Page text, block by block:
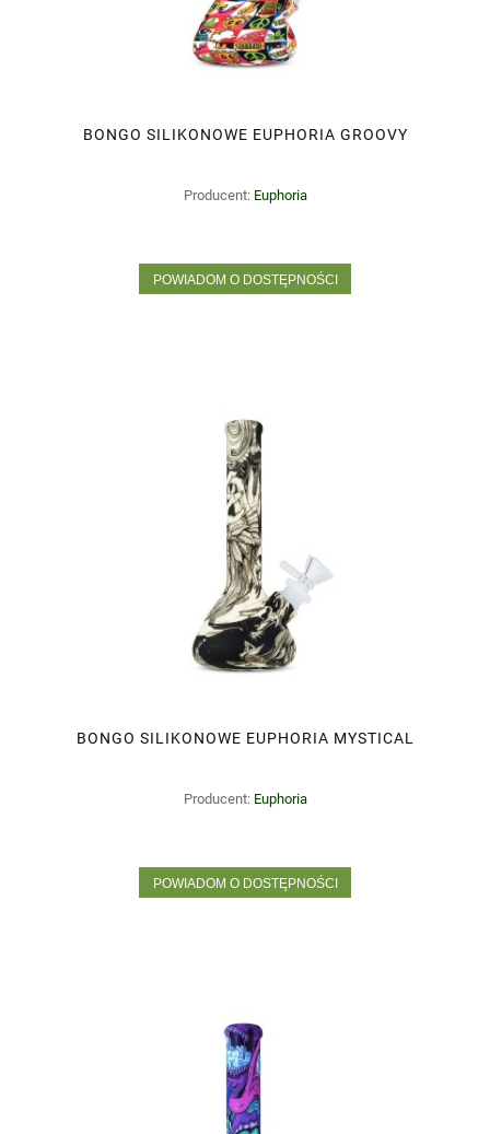
BONGO SILIKONOWE EUPHORIA GROOVY
Producent: Euphoria
POWIADOM O DOSTĘPNOŚCI
BONGO SILIKONOWE EUPHORIA MYSTICAL
Producent: Euphoria
POWIADOM O DOSTĘPNOŚCI